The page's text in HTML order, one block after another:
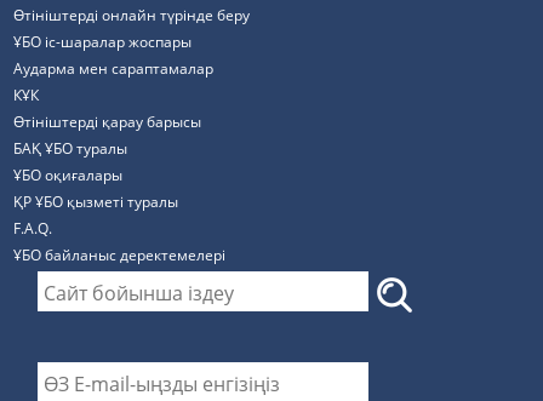
Өтініштерді онлайн түрінде беру
ҰБО іс-шаралар жоспары
Аударма мен сараптамалар
КҰК
Өтініштерді қарау барысы
БАҚ ҰБО туралы
ҰБО оқиғалары
ҚР ҰБО қызметі туралы
F.A.Q.
ҰБО байланыс деректемелерi